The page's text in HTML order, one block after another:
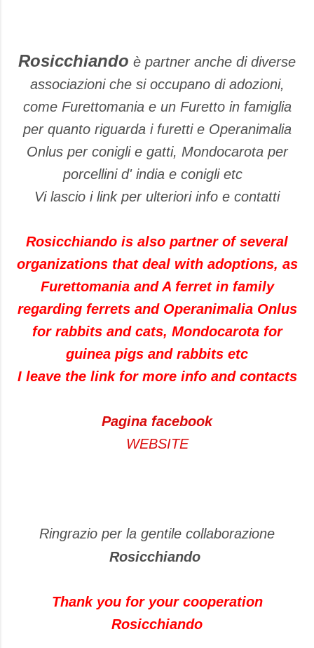
Rosicchiando è partner anche di diverse
associazioni che si occupano di adozioni,
come Furettomania e un Furetto in famiglia
per quanto riguarda i furetti e Operanimalia
Onlus per conigli e gatti, Mondocarota per
porcellini d' india e conigli etc
Vi lascio i link per ulteriori info e contatti
Rosicchiando is also partner of several
organizations that deal with adoptions, as
Furettomania and A ferret in family
regarding ferrets and Operanimalia Onlus
for rabbits and cats, Mondocarota for
guinea pigs and rabbits etc
I leave the link for more info and contacts
Pagina facebook
WEBSITE
Ringrazio per la gentile collaborazione
Rosicchiando
Thank you for your cooperation
Rosicchiando